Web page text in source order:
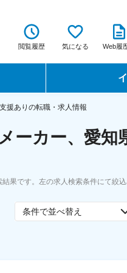
閲覧履歴 気になる Web履
転職イベント・転
転職フェア
援ありの転職・求人情報
ーカー、愛知
果です。左の求人検索条件にて絞込
条件で並べ替え